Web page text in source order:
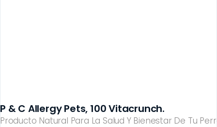
Producto Natural Para La Salud Y Bienestar De Tu
P & C Allergy Pets, 100 Vitacrunch.